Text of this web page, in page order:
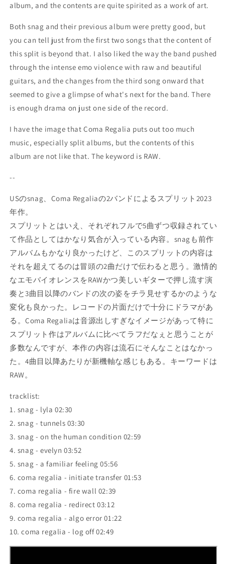
す
す
album, and the contents are quite spirited as a work of art.
Both snag and their previous album were pretty good, but
you can tell just from the first two songs that the content of
this split is beyond that. I also liked the way the band pushed
through the intense emo violence with raw and beautiful
guitars, and the changes from the third song onward that
seemed to give a glimpse of what's next for the band. There
is enough drama on just one side of the record.
I have the image that Coma Regalia puts out too much
music, especially split albums, but the contents of this
album are not like that. The keyword is RAW.
--
USのsnag、Coma Regaliaの2バンドによるスプリット2023
年作。
スプリットとはいえ、それぞれフルで5曲ずつ収録されてい
て作品としてはかなり気合が入っている内容。snagも前作
アルバムもかなり良かったけど、このスプリットの内容は
それを超えてるのは冒頭の2曲だけで伝わると思う。激情的
なエモバイオレンスをRAWかつ美しいギターで押し流す演
奏と3曲目以降のバンドの次の姿をチラ見せするかのような
変化も良かった。レコードの片面だけで十分にドラマがあ
る。Coma Regaliaは音源出しすぎなイメージがあって特に
スプリット作はアルバムに比べてラフだなぇと思うことが
多数なんですが、本作の内容は流石にそんなことはなかっ
た。4曲目以降あたりが新機軸な感じもある。キーワードは
RAW。
tracklist:
1. snag - lyla 02:30
2. snag - tunnels 03:30
3. snag - on the human condition 02:59
4. snag - evelyn 03:52
5. snag - a familiar feeling 05:56
6. coma regalia - initiate transfer 01:53
7. coma regalia - fire wall 02:39
8. coma regalia - redirect 03:12
9. coma regalia - algo error 01:22
10. coma regalia - log off 02:49